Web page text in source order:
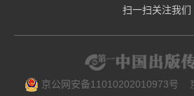
2026-08-06 10:13:38
2026-08-06 09:59:48
京东图书同步海外上线东野
扫一扫关注我们
京公网安备11010202010973号